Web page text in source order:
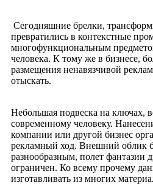
Сегодняшние брелки,
превратились в контекстные
многофункциональным
человека. К тому же в бизнесе,
размещения ненавязчивой
отыскать.
Небольшая подвеска на ключах,
современному человеку.
компании или другой бизнес
рекламный ход. Внешний облик
разнообразным, полет фантазии
ограничен. Ко всему прочему
изготавливать из многих